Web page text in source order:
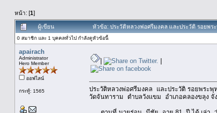
หน้า: [1]
ผู้เขียน หัวข้อ: ประวัติหลวงพ่อศรีมงคล และประวัติ รอยพ
0 สมาชิก และ 1 บุคคลทั่วไป กำลังดูหัวข้อนี้
apairach
Administrator
Hero Member
ออฟไลน์
กระทู้: 1565
| |
ประวัติหลวงพ่อศรีมงคล และประวัติ รอยพระพุ
วัดจันทาราม ตำบลวังแขม อำเภอคลองขลุง จั